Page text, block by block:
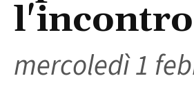
mercoledì 1